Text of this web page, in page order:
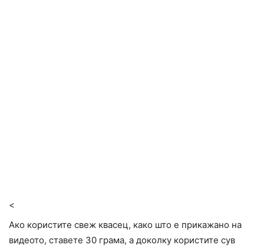
<
Ако користите свеж квасец, како што е прикажано на
видеото, ставете 30 грама, а доколку користите сув